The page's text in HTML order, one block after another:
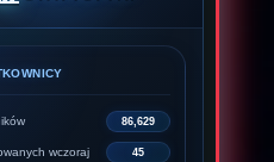
86,629
wczoraj 45